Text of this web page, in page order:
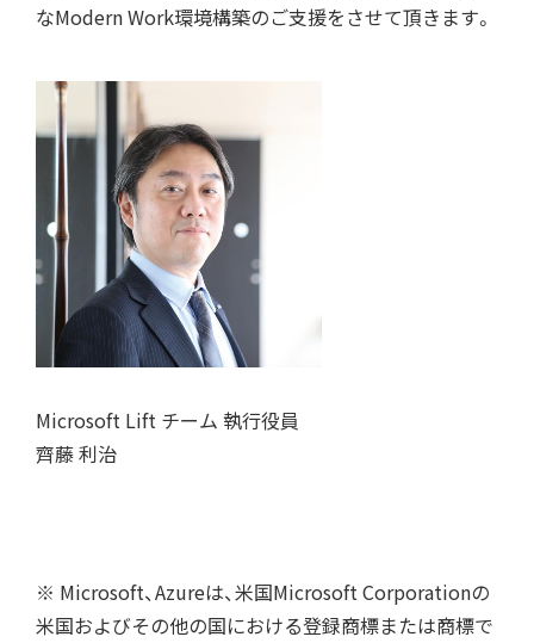
なModern Work環境構築のご支援をさせて頂きます。
Microsoft Lift チーム 執行役員
齊藤 利治
※ Microsoft、Azureは、米国Microsoft Corporationの
米国およびその他の国における登録商標または商標で